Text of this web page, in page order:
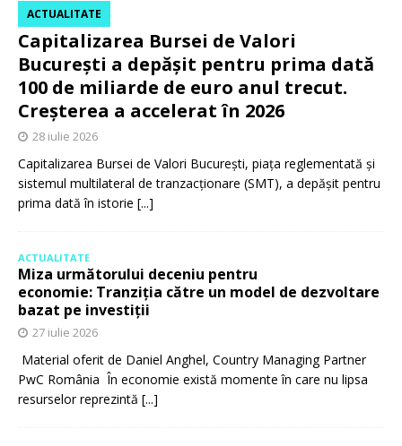
Capitalizarea Bursei de Valori
București a depășit pentru prima dată
100 de miliarde de euro anul trecut.
Creșterea a accelerat în 2026
ACTUALITATE
28 iulie 2026
Capitalizarea Bursei de Valori București, piața reglementată și
sistemul multilateral de tranzacționare (SMT), a depășit pentru
prima dată în istorie [...]
ACTUALITATE
Miza următorului deceniu pentru
economie: Tranziția către un model de dezvoltare
bazat pe investiții
27 iulie 2026
Material oferit de Daniel Anghel, Country Managing Partner
PwC România În economie există momente în care nu lipsa
resurselor reprezintă [...]